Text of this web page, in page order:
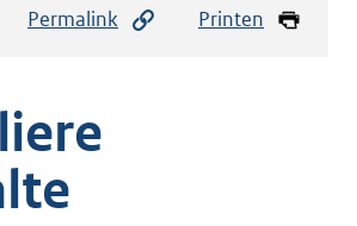
Permalink Printen